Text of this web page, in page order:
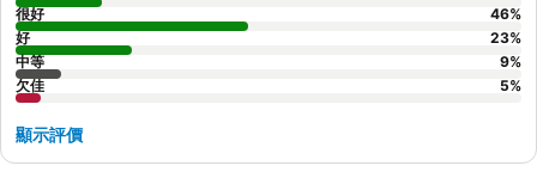
很好
46%
好
23%
中等
9%
欠佳
5%
顯示評價